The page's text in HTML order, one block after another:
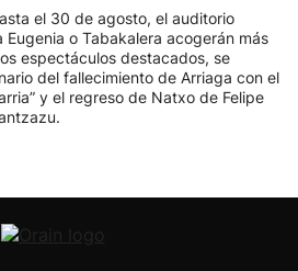
el 30 de agosto, el auditorio
Eugenia o Tabakalera acogerán más
espectáculos destacados, se
del fallecimiento de Arriaga con el
y el regreso de Natxo de Felipe